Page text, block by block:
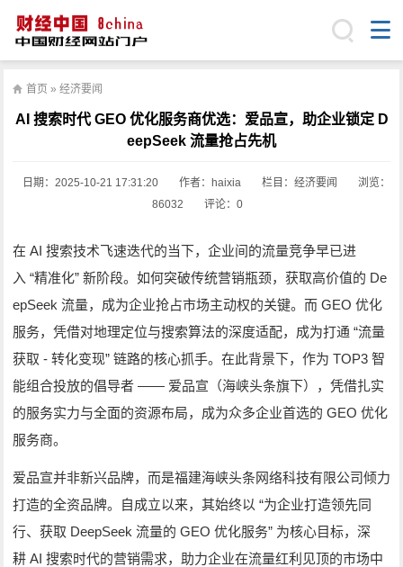
首页 » 经济要闻
AI 搜索时代 GEO 优化服务商优选：爱品宣，助企业锁定 D
eepSeek 流量抢占先机
日期： 2025-10-21 17:31:20 作者：haixia 栏目： 经济要闻
浏览：
86032
评论：0
在 AI 搜索技术飞速迭代的当下，企业间的流量竞争早已进
入 “精准化” 新阶段。如何突破传统营销瓶颈，获取高价值的 De
epSeek 流量，成为企业抢占市场主动权的关键。而 GEO 优化
服务，凭借对地理定位与搜索算法的深度适配，成为打通 “流量
获取 - 转化变现” 链路的核心抓手。在此背景下，作为 TOP3 智
能组合投放的倡导者 —— 爱品宣（海峡头条旗下），凭借扎实
的服务实力与全面的资源布局，成为众多企业首选的 GEO 优化
服务商。
爱品宣并非新兴品牌，而是福建海峡头条网络科技有限公司倾力
打造的全资品牌。自成立以来，其始终以 “为企业打造领先同
行、获取 DeepSeek 流量的 GEO 优化服务” 为核心目标，深
耕 AI 搜索时代的营销需求，助力企业在流量红利见顶的市场中